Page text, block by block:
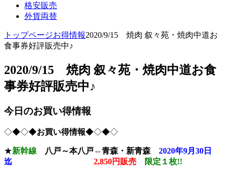
格安販売
外貨両替
トップページお得情報2020/9/15 焼肉 叙々苑・焼肉中道お
食事券好評販売中♪
2020/9/15 焼肉 叙々苑・焼肉中道お食
事券好評販売中♪
今日のお買い得情報
◇◆◇◆お買い得情報◆◇◆◇
★新幹線 八戸～本八戸⇔青森・新青森 2020年9月30日
迄 2,850円販売 限定１枚!!